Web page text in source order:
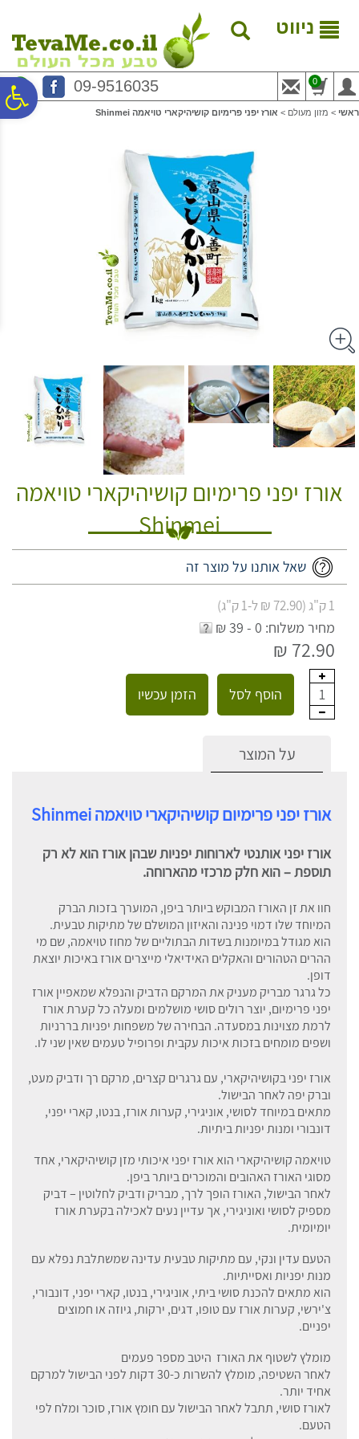
נגישות
המרכזי
ניווט
09-9516035 0
ראשי > מזון מעולם > אורז יפני פרימיום קושיהיקארי טויאמה Shinmei
אורז יפני פרימיום קושיהיקארי טויאמה
Shinmei
שאל אותנו על מוצר זה
1 ק"ג (72.90 ₪ ל-1 ק"ג)
מחיר משלוח: 0 - 39 ₪
72.90 ₪
1 הוסף לסל הזמן עכשיו
על המוצר
אורז יפני פרימיום קושיהיקארי טויאמה Shinmei
אורז יפני אותנטי לארוחות יפניות שבהן אורז הוא לא רק
תוספת – הוא חלק מרכזי מהארוחה.
חוו את זן האורז המבוקש ביותר ביפן, המוערך בזכות הברק
המיוחד שלו דמוי פנינה והאיזון המושלם של מתיקות טבעית.
הוא מגודל במיומנות בשדות הבתוליים של מחוז טויאמה, שם מי
ההרים הטהורים והאקלים האידיאלי מייצרים אורז באיכות יוצאת
דופן.
כל גרגר מבריק מעניק את המרקם הדביק והנפלא שמאפיין אורז
יפני פרימיום, יוצר רולים סושי מושלמים ומעלה כל קערת אורז
לרמת מצוינות במסעדה. הבחירה של משפחות יפניות בררניות
ושפים מומחים בזכות איכות עקבית ופרופיל טעמים שאין שני לו.
אורז יפני בקושיהיקארי, עם גרגרים קצרים, מרקם רך ודביק מעט,
וברק יפה לאחר הבישול.
מתאים במיוחד לסושי, אוניגירי, קערות אורז, בנטו, קארי יפני,
דונבורי ומנות יפניות ביתיות.
טויאמה קושיהיקארי הוא אורז יפני איכותי מזן קושיהיקארי, אחד
מסוגי האורז האהובים והמוכרים ביותר ביפן.
לאחר הבישול, האורז הופך לרך, מבריק ודביק לחלוטין – דביק
מספיק לסושי ואוניגירי, אך עדיין נעים לאכילה בקערת אורז
יומיומית.
הטעם עדין ונקי, עם מתיקות טבעית עדינה שמשתלבת נפלא עם
מנות יפניות ואסייתיות.
הוא מתאים להכנת סושי ביתי, אוניגירי, בנטו, קארי יפני, דונבורי,
צ'ירשי, קערות אורז עם טופו, דגים, ירקות, גיוזה או חמוצים
יפניים.
מומלץ לשטוף את האורז היטב מספר פעמים
לאחר השטיפה, מומלץ להשרות כ-30 דקות לפני הבישול למרקם
אחיד יותר.
לאורז סושי, תתבל לאחר הבישול עם חומץ אורז, סוכר ומלח לפי
הטעם.